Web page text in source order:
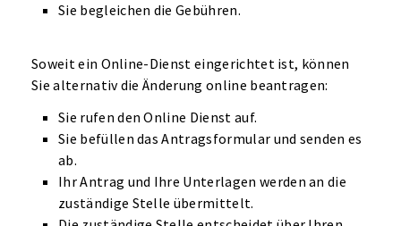
Sie begleichen die Gebühren.
Soweit ein Online-Dienst eingerichtet ist, können
Sie alternativ die Änderung online beantragen:
Sie rufen den Online Dienst auf.
Sie befüllen das Antragsformular und senden es
ab.
Ihr Antrag und Ihre Unterlagen werden an die
zuständige Stelle übermittelt.